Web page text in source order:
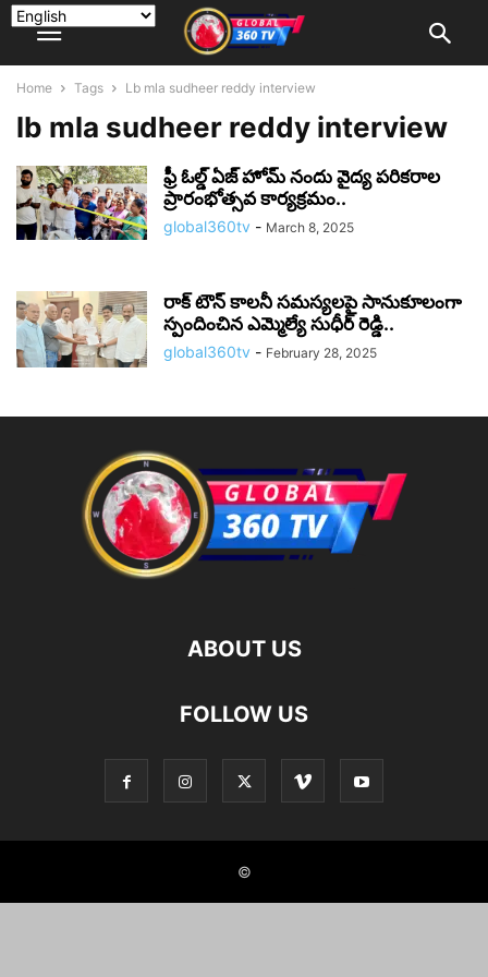
Home Tags Lb mla sudheer reddy interview
lb mla sudheer reddy interview
ఫ్రీ ఓల్డ్ ఏజ్ హోమ్ నందు వైద్య పరికరాల
ప్రారంభోత్సవ కార్యక్రమం..
global360tv - March 8, 2025
రాక్ టౌన్ కాలనీ సమస్యలపై సానుకూలంగా
స్పందించిన ఎమ్మెల్యే సుధీర్ రెడ్డి..
global360tv - February 28, 2025
ABOUT US
FOLLOW US
©